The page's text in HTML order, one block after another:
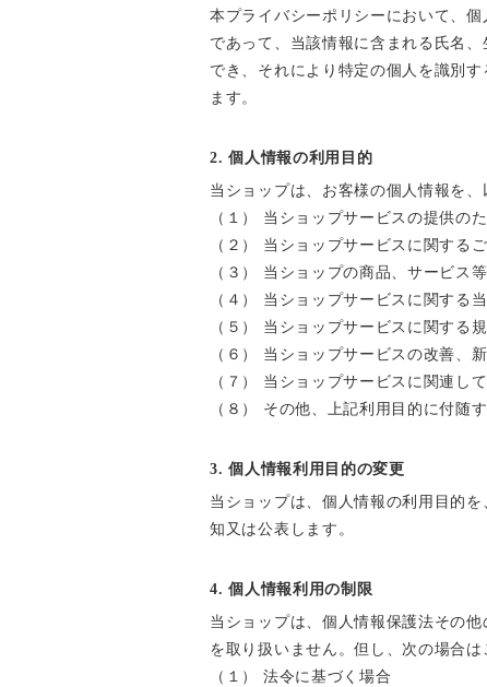
本プライバシーポリシーにおいて、
であって、当該情報に含まれる氏名
でき、それにより特定の個人を識別
ます。
2. 個人情報の利用目的
当ショップは、お客様の個人情報を、
（１） 当ショップサービスの提供の
（２） 当ショップサービスに関する
（３） 当ショップの商品、サービス
（４） 当ショップサービスに関する
（５） 当ショップサービスに関する
（６） 当ショップサービスの改善、
（７） 当ショップサービスに関連し
（８） その他、上記利用目的に付随
3. 個人情報利用目的の変更
当ショップは、個人情報の利用目的
知又は公表します。
4. 個人情報利用の制限
当ショップは、個人情報保護法その
を取り扱いません。但し、次の場合は
（１） 法令に基づく場合